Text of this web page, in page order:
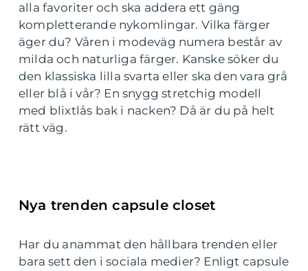
alla favoriter och ska addera ett gäng
kompletterande nykomlingar. Vilka färger
äger du? Våren i modeväg numera består av
milda och naturliga färger. Kanske söker du
den klassiska lilla svarta eller ska den vara grå
eller blå i vår? En snygg stretchig modell
med blixtlås bak i nacken? Då är du på helt
rätt väg.
Nya trenden capsule closet
Har du anammat den hållbara trenden eller
bara sett den i sociala medier? Enligt capsule